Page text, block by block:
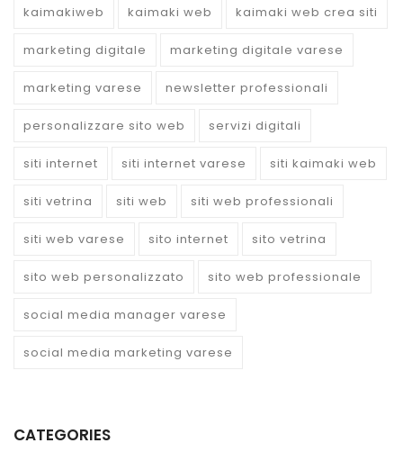
kaimakiweb kaimaki web kaimaki web crea siti
marketing digitale marketing digitale varese
marketing varese newsletter professionali
personalizzare sito web servizi digitali
siti internet siti internet varese siti kaimaki web
siti vetrina siti web siti web professionali
siti web varese sito internet sito vetrina
sito web personalizzato sito web professionale
social media manager varese
social media marketing varese
CATEGORIES